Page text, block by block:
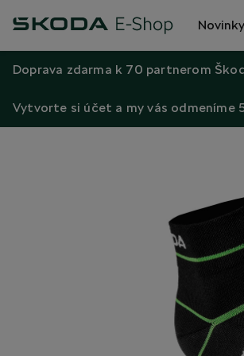
Novinky
Doprava zdarma k 70 partnerom
Vytvorte si účet a my vás odmeníme